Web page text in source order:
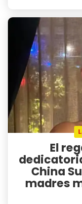
El
China
madres